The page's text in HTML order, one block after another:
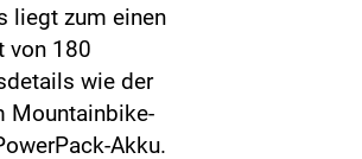
liegt zum einen
von 180
wie der
Mountainbike-
Akku.